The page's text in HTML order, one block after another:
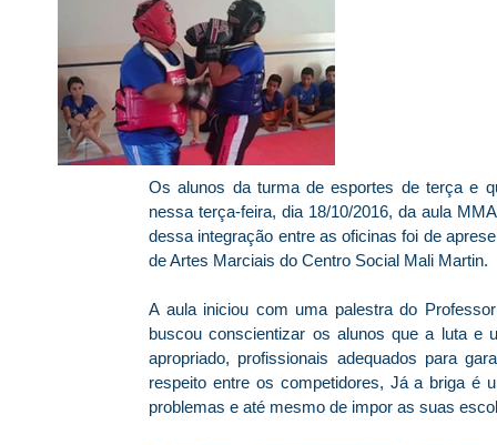
Os alunos da turma de esportes de terça e
nessa terça-feira, dia 18/10/2016, da aula
dessa integração entre as oficinas foi de
de Artes Marciais do Centro Social Mali Martin.
A aula iniciou com uma palestra do
buscou conscientizar os alunos que a luta e
apropriado, profissionais adequados para
respeito entre os competidores, Já a briga é
problemas e até mesmo de impor as suas